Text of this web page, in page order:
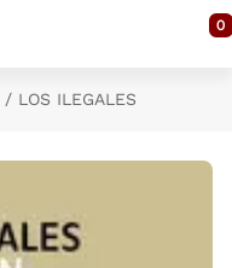
0
LOS ILEGALES